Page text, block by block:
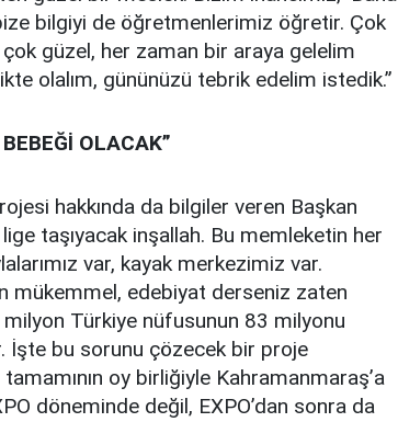
bilgiyi de öğretmenlerimiz öğretir. Çok
güzel, her zaman bir araya gelelim
olalım, gününüzü tebrik edelim istedik.”
OLACAK”
hakkında da bilgiler veren Başkan
taşıyacak inşallah. Bu memleketin her
var, kayak merkezimiz var.
mükemmel, edebiyat derseniz zaten
milyon Türkiye nüfusunun 83 milyonu
İşte bu sorunu çözecek bir proje
oy birliğiyle Kahramanmaraş’a
döneminde değil, EXPO’dan sonra da